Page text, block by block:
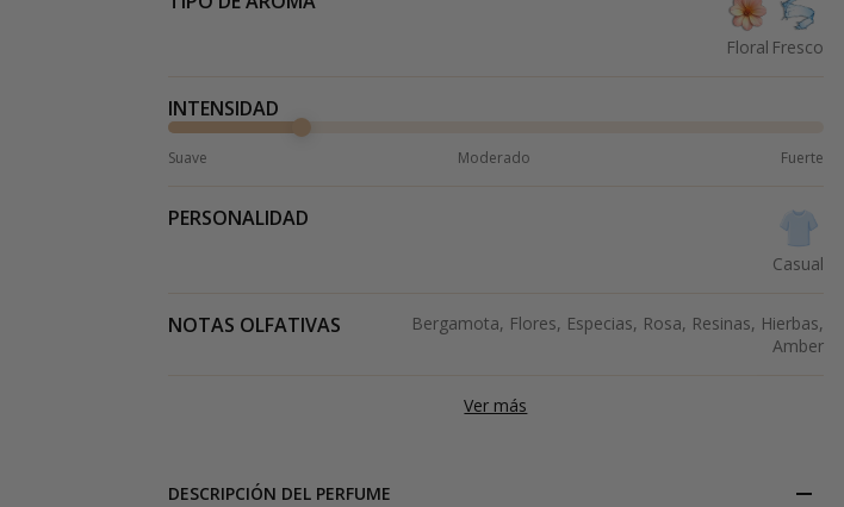
Floral Fresco
INTENSIDAD
Suave Moderado Fuerte
PERSONALIDAD
Casual
NOTAS OLFATIVAS
Bergamota, Flores, Especias, Rosa, Resinas, Hierbas,
Amber
Ver más
DESCRIPCIÓN DEL PERFUME